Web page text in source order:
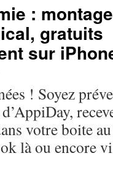
:
gratuits
sur
! Soyez
votre boite
là ou encore